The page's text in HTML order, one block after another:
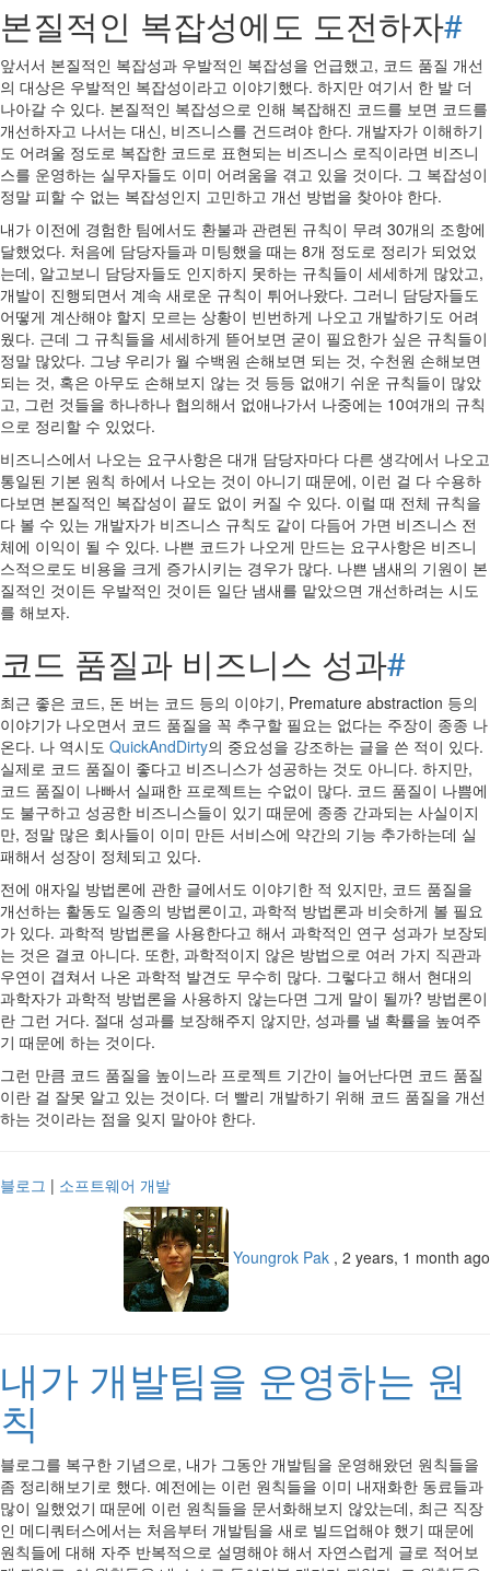
본질적인 복잡성에도 도전하자#
앞서서 본질적인 복잡성과 우발적인 복잡성을 언급했고, 코드 품질 개선
의 대상은 우발적인 복잡성이라고 이야기했다. 하지만 여기서 한 발 더
나아갈 수 있다. 본질적인 복잡성으로 인해 복잡해진 코드를 보면 코드를
개선하자고 나서는 대신, 비즈니스를 건드려야 한다. 개발자가 이해하기
도 어려울 정도로 복잡한 코드로 표현되는 비즈니스 로직이라면 비즈니
스를 운영하는 실무자들도 이미 어려움을 겪고 있을 것이다. 그 복잡성이
정말 피할 수 없는 복잡성인지 고민하고 개선 방법을 찾아야 한다.
내가 이전에 경험한 팀에서도 환불과 관련된 규칙이 무려 30개의 조항에
달했었다. 처음에 담당자들과 미팅했을 때는 8개 정도로 정리가 되었었
는데, 알고보니 담당자들도 인지하지 못하는 규칙들이 세세하게 많았고,
개발이 진행되면서 계속 새로운 규칙이 튀어나왔다. 그러니 담당자들도
어떻게 계산해야 할지 모르는 상황이 빈번하게 나오고 개발하기도 어려
웠다. 근데 그 규칙들을 세세하게 뜯어보면 굳이 필요한가 싶은 규칙들이
정말 많았다. 그냥 우리가 월 수백원 손해보면 되는 것, 수천원 손해보면
되는 것, 혹은 아무도 손해보지 않는 것 등등 없애기 쉬운 규칙들이 많았
고, 그런 것들을 하나하나 협의해서 없애나가서 나중에는 10여개의 규칙
으로 정리할 수 있었다.
비즈니스에서 나오는 요구사항은 대개 담당자마다 다른 생각에서 나오고
통일된 기본 원칙 하에서 나오는 것이 아니기 때문에, 이런 걸 다 수용하
다보면 본질적인 복잡성이 끝도 없이 커질 수 있다. 이럴 때 전체 규칙을
다 볼 수 있는 개발자가 비즈니스 규칙도 같이 다듬어 가면 비즈니스 전
체에 이익이 될 수 있다. 나쁜 코드가 나오게 만드는 요구사항은 비즈니
스적으로도 비용을 크게 증가시키는 경우가 많다. 나쁜 냄새의 기원이 본
질적인 것이든 우발적인 것이든 일단 냄새를 맡았으면 개선하려는 시도
를 해보자.
코드 품질과 비즈니스 성과#
최근 좋은 코드, 돈 버는 코드 등의 이야기, Premature abstraction 등의
이야기가 나오면서 코드 품질을 꼭 추구할 필요는 없다는 주장이 종종 나
온다. 나 역시도 QuickAndDirty의 중요성을 강조하는 글을 쓴 적이 있다.
실제로 코드 품질이 좋다고 비즈니스가 성공하는 것도 아니다. 하지만,
코드 품질이 나빠서 실패한 프로젝트는 수없이 많다. 코드 품질이 나쁨에
도 불구하고 성공한 비즈니스들이 있기 때문에 종종 간과되는 사실이지
만, 정말 많은 회사들이 이미 만든 서비스에 약간의 기능 추가하는데 실
패해서 성장이 정체되고 있다.
전에 애자일 방법론에 관한 글에서도 이야기한 적 있지만, 코드 품질을
개선하는 활동도 일종의 방법론이고, 과학적 방법론과 비슷하게 볼 필요
가 있다. 과학적 방법론을 사용한다고 해서 과학적인 연구 성과가 보장되
는 것은 결코 아니다. 또한, 과학적이지 않은 방법으로 여러 가지 직관과
우연이 겹쳐서 나온 과학적 발견도 무수히 많다. 그렇다고 해서 현대의
과학자가 과학적 방법론을 사용하지 않는다면 그게 말이 될까? 방법론이
란 그런 거다. 절대 성과를 보장해주지 않지만, 성과를 낼 확률을 높여주
기 때문에 하는 것이다.
그런 만큼 코드 품질을 높이느라 프로젝트 기간이 늘어난다면 코드 품질
이란 걸 잘못 알고 있는 것이다. 더 빨리 개발하기 위해 코드 품질을 개선
하는 것이라는 점을 잊지 말아야 한다.
블로그 | 소프트웨어 개발
Youngrok Pak , 2 years, 1 month ago
내가 개발팀을 운영하는 원
칙
블로그를 복구한 기념으로, 내가 그동안 개발팀을 운영해왔던 원칙들을
좀 정리해보기로 했다. 예전에는 이런 원칙들을 이미 내재화한 동료들과
많이 일했었기 때문에 이런 원칙들을 문서화해보지 않았는데, 최근 직장
인 메디쿼터스에서는 처음부터 개발팀을 새로 빌드업해야 했기 때문에
원칙들에 대해 자주 반복적으로 설명해야 해서 자연스럽게 글로 적어보